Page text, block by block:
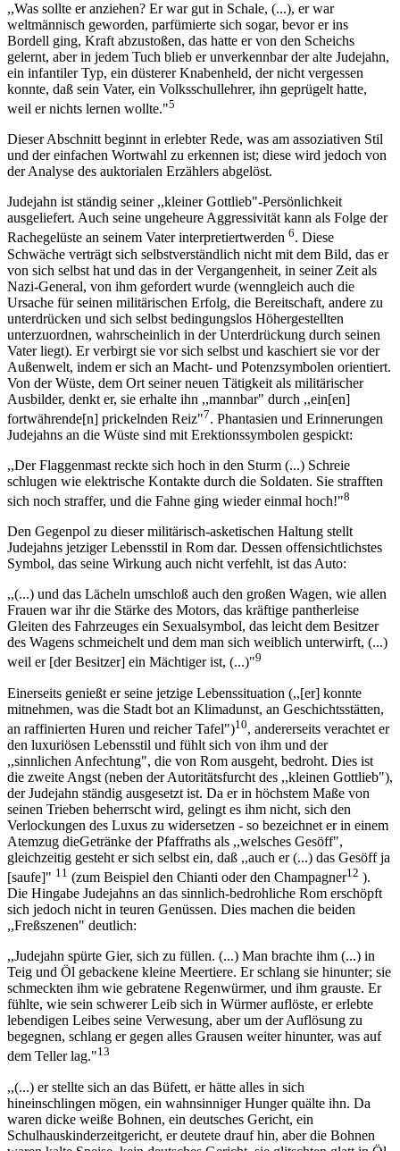
,,Was sollte er anziehen? Er war gut in Schale, (...), er war
weltmännisch geworden, parfümierte sich sogar, bevor er ins
Bordell ging, Kraft abzustoßen, das hatte er von den Scheichs
gelernt, aber in jedem Tuch blieb er unverkennbar der alte Judejahn,
ein infantiler Typ, ein düsterer Knabenheld, der nicht vergessen
konnte, daß sein Vater, ein Volksschullehrer, ihn geprügelt hatte,
weil er nichts lernen wollte."5
Dieser Abschnitt beginnt in erlebter Rede, was am assoziativen Stil
und der einfachen Wortwahl zu erkennen ist; diese wird jedoch von
der Analyse des auktorialen Erzählers abgelöst.
Judejahn ist ständig seiner ,,kleiner Gottlieb"-Persönlichkeit
ausgeliefert. Auch seine ungeheure Aggressivität kann als Folge der
Rachegelüste an seinem Vater interpretiertwerden 6. Diese
Schwäche verträgt sich selbstverständlich nicht mit dem Bild, das er
von sich selbst hat und das in der Vergangenheit, in seiner Zeit als
Nazi-General, von ihm gefordert wurde (wenngleich auch die
Ursache für seinen militärischen Erfolg, die Bereitschaft, andere zu
unterdrücken und sich selbst bedingungslos Höhergestellten
unterzuordnen, wahrscheinlich in der Unterdrückung durch seinen
Vater liegt). Er verbirgt sie vor sich selbst und kaschiert sie vor der
Außenwelt, indem er sich an Macht- und Potenzsymbolen orientiert.
Von der Wüste, dem Ort seiner neuen Tätigkeit als militärischer
Ausbilder, denkt er, sie erhalte ihn ,,mannbar" durch ,,ein[en]
fortwährende[n] prickelnden Reiz"7. Phantasien und Erinnerungen
Judejahns an die Wüste sind mit Erektionssymbolen gespickt:
,,Der Flaggenmast reckte sich hoch in den Sturm (...) Schreie
schlugen wie elektrische Kontakte durch die Soldaten. Sie strafften
sich noch straffer, und die Fahne ging wieder einmal hoch!"8
Den Gegenpol zu dieser militärisch-asketischen Haltung stellt
Judejahns jetziger Lebensstil in Rom dar. Dessen offensichtlichstes
Symbol, das seine Wirkung auch nicht verfehlt, ist das Auto:
,,(...) und das Lächeln umschloß auch den großen Wagen, wie allen
Frauen war ihr die Stärke des Motors, das kräftige pantherleise
Gleiten des Fahrzeuges ein Sexualsymbol, das leicht dem Besitzer
des Wagens schmeichelt und dem man sich weiblich unterwirft, (...)
weil er [der Besitzer] ein Mächtiger ist, (...)"9
Einerseits genießt er seine jetzige Lebenssituation (,,[er] konnte
mitnehmen, was die Stadt bot an Klimadunst, an Geschichtsstätten,
an raffinierten Huren und reicher Tafel")10, andererseits verachtet er
den luxuriösen Lebensstil und fühlt sich von ihm und der
,,sinnlichen Anfechtung", die von Rom ausgeht, bedroht. Dies ist
die zweite Angst (neben der Autoritätsfurcht des ,,kleinen Gottlieb"),
der Judejahn ständig ausgesetzt ist. Da er in höchstem Maße von
seinen Trieben beherrscht wird, gelingt es ihm nicht, sich den
Verlockungen des Luxus zu widersetzen - so bezeichnet er in einem
Atemzug dieGetränke der Pfaffraths als ,,welsches Gesöff",
gleichzeitig gesteht er sich selbst ein, daß ,,auch er (...) das Gesöff ja
[saufe]" 11 (zum Beispiel den Chianti oder den Champagner12 ).
Die Hingabe Judejahns an das sinnlich-bedrohliche Rom erschöpft
sich jedoch nicht in teuren Genüssen. Dies machen die beiden
,,Freßszenen" deutlich:
,,Judejahn spürte Gier, sich zu füllen. (...) Man brachte ihm (...) in
Teig und Öl gebackene kleine Meertiere. Er schlang sie hinunter; sie
schmeckten ihm wie gebratene Regenwürmer, und ihm grauste. Er
fühlte, wie sein schwerer Leib sich in Würmer auflöste, er erlebte
lebendigen Leibes seine Verwesung, aber um der Auflösung zu
begegnen, schlang er gegen alles Grausen weiter hinunter, was auf
dem Teller lag."13
,,(...) er stellte sich an das Büfett, er hätte alles in sich
hineinschlingen mögen, ein wahnsinniger Hunger quälte ihn. Da
waren dicke weiße Bohnen, ein deutsches Gericht, ein
Schulhauskinderzeitgericht, er deutete drauf hin, aber die Bohnen